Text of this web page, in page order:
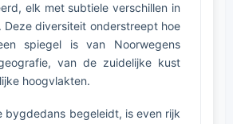
elk met subtiele verschillen in
Deze diversiteit onderstreept hoe
spiegel is van Noorwegens
van de zuidelijke kust
hoogvlakten.
bygdedans begeleidt, is even rijk